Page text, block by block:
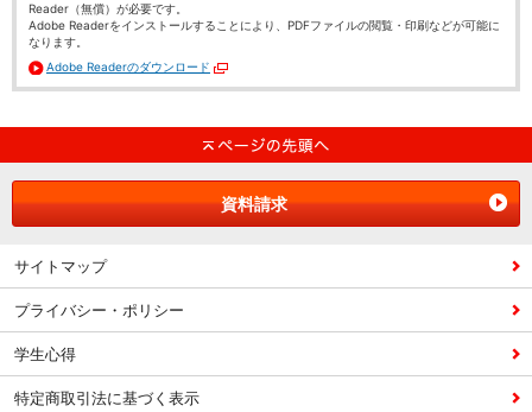
Reader（無償）が必要です。
Adobe Readerをインストールすることにより、PDFファイルの閲覧・印刷などが可能に
なります。
Adobe Readerのダウンロード
資料請求
サイトマップ
プライバシー・ポリシー
学生心得
特定商取引法に基づく表示